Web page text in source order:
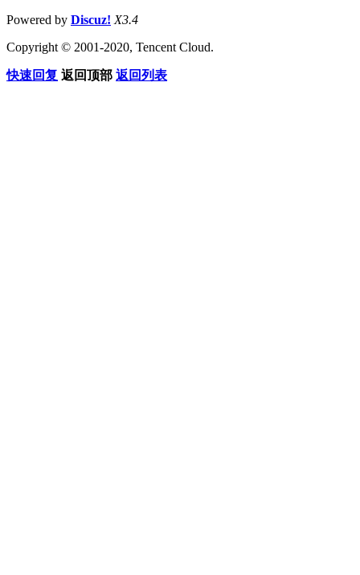
Powered by Discuz! X3.4
Copyright © 2001-2020, Tencent Cloud.
快速回复 返回顶部 返回列表